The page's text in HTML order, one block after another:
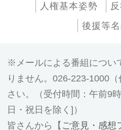
人権基本姿勢
後援等
メールによる番組につ
りません。026-223-1000
さい。（受付時間：午前9
日・祝日を除く]）
皆さんから【 ご意見・感想